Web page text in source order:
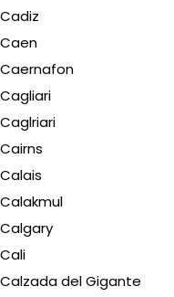
Cadiz
Caen
Caernafon
Cagliari
Caglriari
Cairns
Calais
Calakmul
Calgary
Cali
Calzada del Gigante